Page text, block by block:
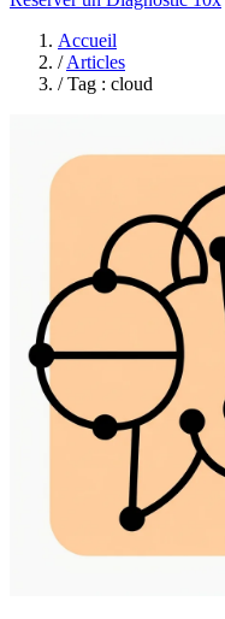
Accueil
/ Articles
/ Tag : cloud